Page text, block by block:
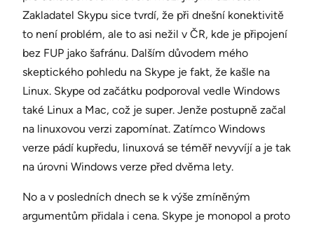
Zakladatel Skypu sice tvrdí, že při dnešní konektivitě
to není problém, ale to asi nežil v ČR, kde je připojení
bez FUP jako šafránu. Dalším důvodem mého
skeptického pohledu na Skype je fakt, že kašle na
Linux. Skype od začátku podporoval vedle Windows
také Linux a Mac, což je super. Jenže postupně začal
na linuxovou verzi zapomínat. Zatímco Windows
verze pádí kupředu, linuxová se téměř nevyvíjí a je tak
na úrovni Windows verze před dvěma lety.
No a v posledních dnech se k výše zmíněným
argumentům přidala i cena. Skype je monopol a proto